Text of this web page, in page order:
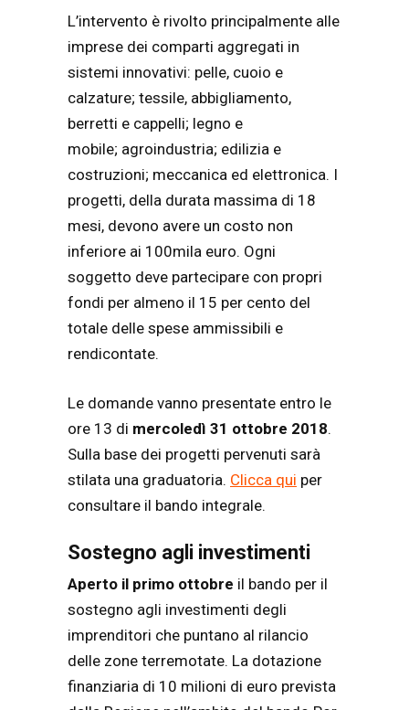
L’intervento è rivolto principalmente alle
imprese dei comparti aggregati in
sistemi innovativi: pelle, cuoio e
calzature; tessile, abbigliamento,
berretti e cappelli; legno e
mobile; agroindustria; edilizia e
costruzioni; meccanica ed elettronica. I
progetti, della durata massima di 18
mesi, devono avere un costo non
inferiore ai 100mila euro. Ogni
soggetto deve partecipare con propri
fondi per almeno il 15 per cento del
totale delle spese ammissibili e
rendicontate.
Le domande vanno presentate entro le
ore 13 di mercoledì 31 ottobre 2018.
Sulla base dei progetti pervenuti sarà
stilata una graduatoria. Clicca qui per
consultare il bando integrale.
Sostegno agli investimenti
Aperto il primo ottobre il bando per il
sostegno agli investimenti degli
imprenditori che puntano al rilancio
delle zone terremotate. La dotazione
finanziaria di 10 milioni di euro prevista